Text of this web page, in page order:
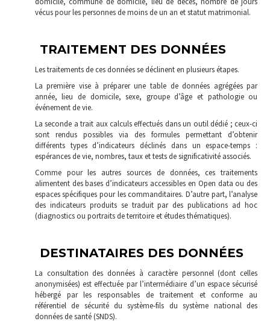
vécus pour les personnes de moins de un an et statut matrimonial.
TRAITEMENT DES DONNÉES
Les traitements de ces données se déclinent en plusieurs étapes.
La première vise à préparer une table de données agrégées par
année, lieu de domicile, sexe, groupe d’âge et pathologie ou
événement de vie.
La seconde a trait aux calculs effectués dans un outil dédié ; ceux-ci
sont rendus possibles via des formules permettant d’obtenir
différents types d’indicateurs déclinés dans un espace-temps :
espérances de vie, nombres, taux et tests de significativité associés.
Comme pour les autres sources de données, ces traitements
alimentent des bases d’indicateurs accessibles en Open data ou des
espaces spécifiques pour les commanditaires. D’autre part, l’analyse
des indicateurs produits se traduit par des publications ad hoc
(diagnostics ou portraits de territoire et études thématiques).
DESTINATAIRES DES DONNÉES
La consultation des données à caractère personnel (dont celles
anonymisées) est effectuée par l’intermédiaire d’un espace sécurisé
hébergé par les responsables de traitement et conforme au
référentiel de sécurité du système-fils du système national des
données de santé (SNDS).